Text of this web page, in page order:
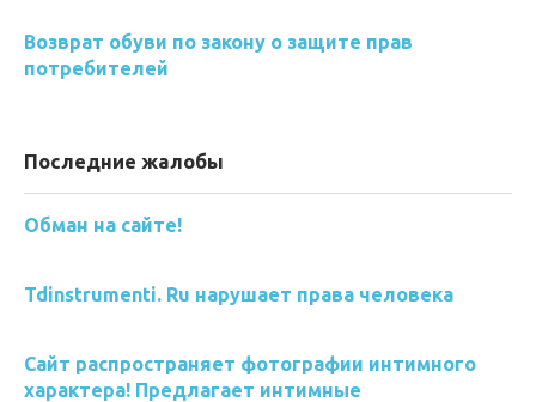
Возврат обуви по закону о защите прав
потребителей
Последние жалобы
Обман на сайте!
Tdinstrumenti. Ru нарушает права человека
Сайт распространяет фотографии интимного
характера! Предлагает интимные